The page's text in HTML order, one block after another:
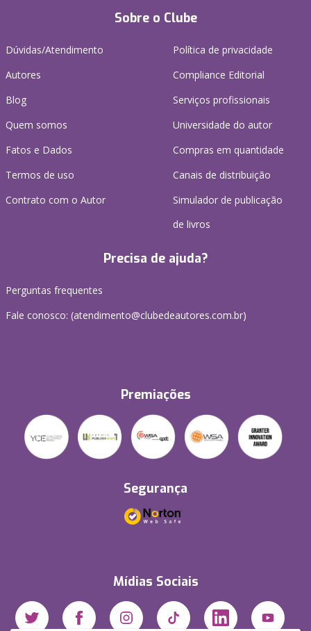
Sobre o Clube
Dúvidas/Atendimento
Autores
Blog
Quem somos
Fatos e Dados
Termos de uso
Contrato com o Autor
Política de privacidade
Compliance Editorial
Serviços profissionais
Universidade do autor
Compras em quantidade
Canais de distribuição
Simulador de publicação
de livros
Precisa de ajuda?
Perguntas frequentes
Fale conosco: (atendimento@clubedeautores.com.br)
Premiações
Segurança
Mídias Sociais